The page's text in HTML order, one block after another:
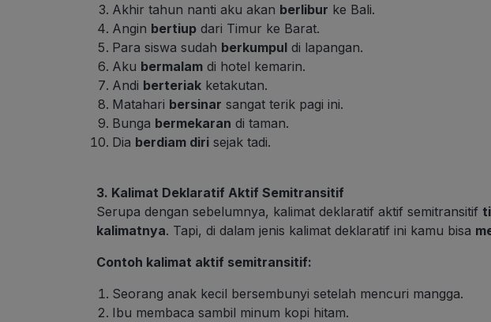
Akhir tahun nanti aku akan berlibur ke Bali.
Angin bertiup dari Timur ke Barat.
Para siswa sudah berkumpul di lapangan.
Aku bermalam di hotel kemarin.
Andi berteriak ketakutan.
Matahari bersinar sangat terik pagi ini.
Bunga bermekaran di taman.
Dia berdiam diri sejak tadi.
3. Kalimat Deklaratif Aktif Semitransitif
Serupa dengan sebelumnya, kalimat deklaratif aktif semitransitif
kalimatnya. Tapi, di dalam jenis kalimat deklaratif ini kamu bisa
Contoh kalimat aktif semitransitif:
Seorang anak kecil bersembunyi setelah mencuri mangga.
Ibu membaca sambil minum kopi hitam.